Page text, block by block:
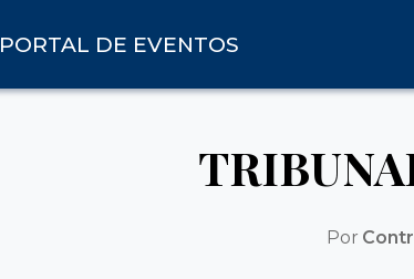
PORTAL DE EVENTOS
Por